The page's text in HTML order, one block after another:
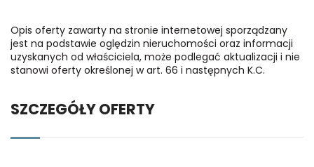
Opis oferty zawarty na stronie internetowej sporządzany
jest na podstawie oględzin nieruchomości oraz informacji
uzyskanych od właściciela, może podlegać aktualizacji i nie
stanowi oferty określonej w art. 66 i następnych K.C.
SZCZEGÓŁY OFERTY